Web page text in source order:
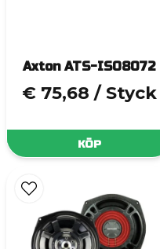
Axton ATS-ISO8072
€ 75,68 / Styck
KÖP